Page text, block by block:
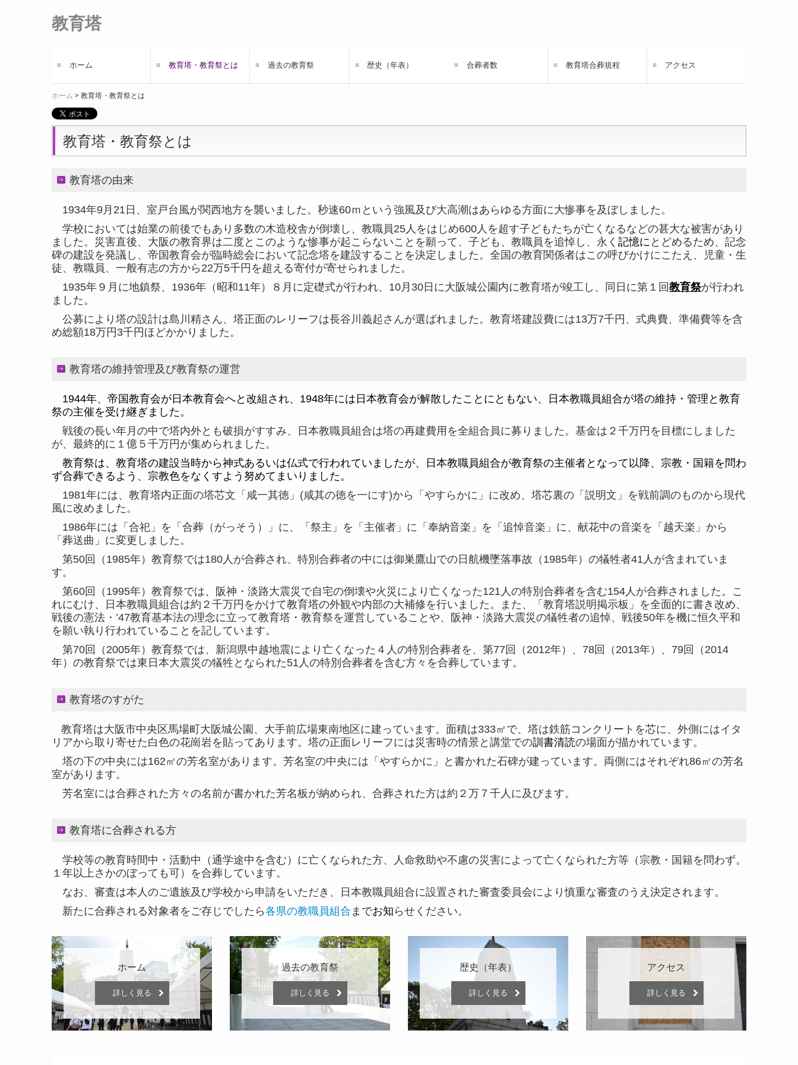
教育塔
ホーム 教育塔・教育祭とは 過去の教育祭 歴史（年表） 合葬者数 教育塔合葬規程 アクセス
ホーム 教育塔・教育祭とは
教育塔・教育祭とは
教育塔の由来
1934年9月 21 日、室戸台風が関西地方を襲いました。秒速60ｍという強風及び大高潮はあらゆる方面に大惨事を及ぼしました。
学校においては始業の前後でもあり多数の木造校舎が倒壊し、教職員25人をはじめ600人を超す子どもたちが亡くなるなどの甚大な被害があり
ました。災害直後、大阪の教育界は二度とこのような惨事が起こらないことを願って、子ども、教職員を追悼し、永く 記憶に とどめるため、記念
碑の建設を発議し、帝国教育会が臨時総会において記念塔を建設することを決定しました。全国の教育関係者はこの呼びかけにこたえ、児童・生
徒、教職員、一般有志の方から 22万5千円を超える寄付が寄せられました。
1935年９月に地鎮祭、 1936年（昭和11年）８月に定礎式が行われ、 10月 30 日に大阪城公園内に教育塔が竣工し、同日に第１回教育祭が行われ
ました。
公募により塔の設計は島川精さん、塔正面のレリーフは長谷川義起さんが選ばれました。教育塔建設費には13万7千円、式典費、準備費等を含
め総額18万円 3千円ほどかかりました。
教育塔の維持管理及び教育祭の運営
1944年、帝国教育会が日本教育会へと改組され、1948年には日本教育会が解散したことにともない、日本教職員組合が塔の維持・管理と教育
祭の主催を受け継ぎました。
戦後の長い年月の中で塔内外とも破損がすすみ、日本教職員組合は塔の再建費用を全組合員に募りました。基金は２千万円を目標にしました
が、最終的に１億５千万円が集められました。
教育祭は、教育塔の建設当時から神式あるいは仏式で行われていましたが、日本教職員組合が教育祭の主催者となって以降、宗教・国籍を問わ
ず合葬できるよう、宗教色をなくすよう努めてまいりました。
1981年には、教育塔内正面の塔芯文「咸一其徳」(咸其の徳を一にす)から「やすらかに」に改め、塔芯裏の「説明文」を戦前調のものから現代
風に改めました。
1986年には「合祀」を「合葬（がっそう）」に、「祭主」を「主催者」に「奉納音楽」を「追悼音楽」に、献花中の音楽を「越天楽」から
「葬送曲」に変更しました。
第50回（1985年）教育祭では180人が合葬され、特別合葬者の中には御巣鷹山での日航機墜落事故（1985年）の犠牲者41人が含まれていま
す。
第60回（1995年）教育祭では、
阪神・淡路大震災で自宅の倒壊や火災により亡くなった121人の特別合葬者を含む154人が合葬されました。こ
れにむけ、
日本教職員組合は約２千万円をかけて教育塔の外観や内部の大補修を行いました。また、「教育塔説明掲示板」を全面的に書き改め、
戦後の憲法・’47教育基本法の理念に立って教育塔・教育祭を運営していることや、阪神・淡路大震災の犠牲者の追悼、戦後50年を機に恒久平和
を願い執り行われていることを記しています。
第70回（2005年）教育祭では、新潟県中越地震により亡くなった４人の特別合葬者を、第77回（2012年）、78回（2013年）、79回（2014
年）の教育祭では東日本大震災の犠牲となられた51人の特別合葬者を含む方々を合葬しています。
教育塔のすがた
教育塔は大阪市中央区馬場町大阪城公園、大手前広場東南地区に建っています。面積は333㎡で、塔は鉄筋コンクリートを芯に、外側にはイタ
リアから取り寄せた白色の花崗岩を貼ってあります。塔の正面レリーフには災害時の情景と講堂での訓書清読の場面が描かれています。
塔の下の中央には162㎡の芳名室があります。芳名室の中央には「やすらかに」と書かれた石碑が建っています。両側にはそれぞれ86㎡の芳名
室があります。
芳名室には合葬された方々の名前が書かれた芳名板が納められ、合葬された方は約２万７千人に及びます。
教育塔に合葬される方
学校等の教育時間中・活動中（通学途中を含む）に亡くなられた方、人命救助や不慮の災害によって亡くなられた方等（宗教・国籍を問わず。
１年以上さかのぼっても可）を合葬しています。
なお、審査は本人のご遺族及び学校から申請をいただき、日本教職員組合に設置された審査委員会により慎重な審査のうえ決定されます。
新たに合葬される対象者をご存じでしたら各県の教職員組合 までお知 らせください。
ホーム
詳しく見る
過去の教育祭
詳しく見る
歴史（年表）
詳しく見る
アクセス
詳しく見る